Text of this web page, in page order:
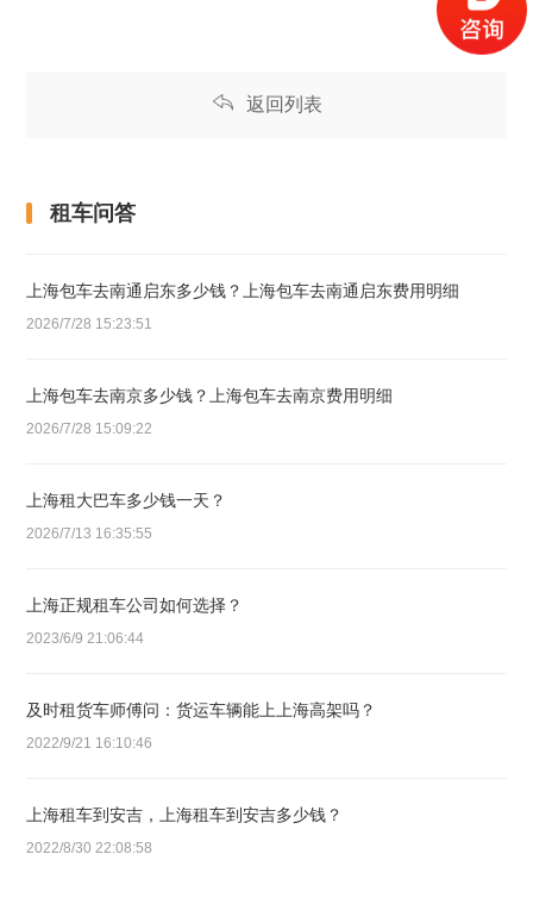
返回列表
租车问答
上海包车去南通启东多少钱？上海包车去南通启东费用明细
2026/7/28 15:23:51
上海包车去南京多少钱？上海包车去南京费用明细
2026/7/28 15:09:22
上海租大巴车多少钱一天？
2026/7/13 16:35:55
上海正规租车公司如何选择？
2023/6/9 21:06:44
及时租货车师傅问：货运车辆能上上海高架吗？
2022/9/21 16:10:46
上海租车到安吉，上海租车到安吉多少钱？
2022/8/30 22:08:58